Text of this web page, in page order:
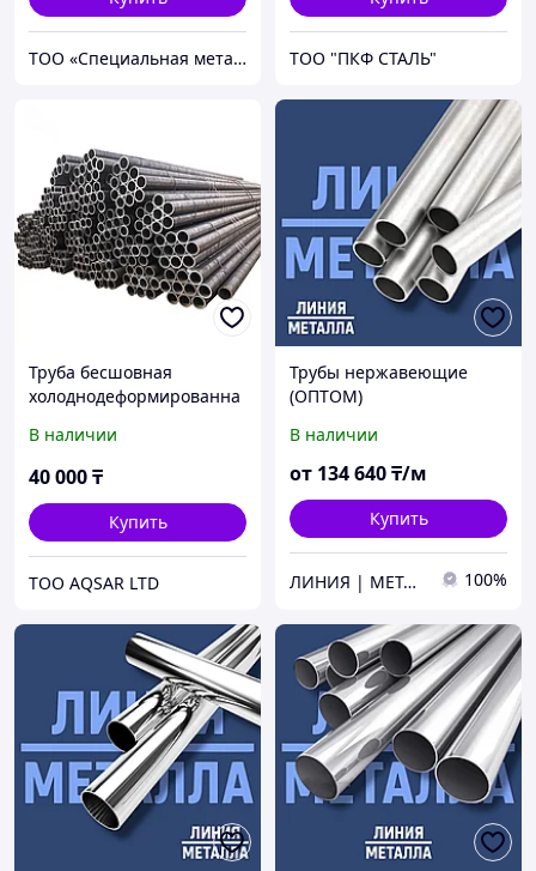
ТОО «Специальная металлургия» ТОО "ПКФ СТАЛЬ"
Труба бесшовная
холоднодеформированна
В наличии
40 000₸
Купить
ТОО AQSAR LTD
Трубы нержавеющие
(ОПТОМ)
В наличии
от 134 640₸/м
Купить
ЛИНИЯ | МЕТАЛЛА 100%